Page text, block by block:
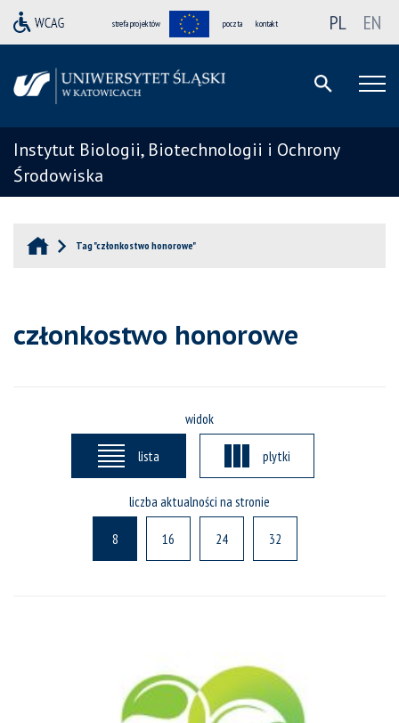
strefa projektów poczta kontakt PL EN
Instytut Biologii, Biotechnologii i Ochrony
Środowiska
Tag "członkostwo honorowe"
członkostwo honorowe
widok
lista plytki
liczba aktualności na stronie
8 16 24 32